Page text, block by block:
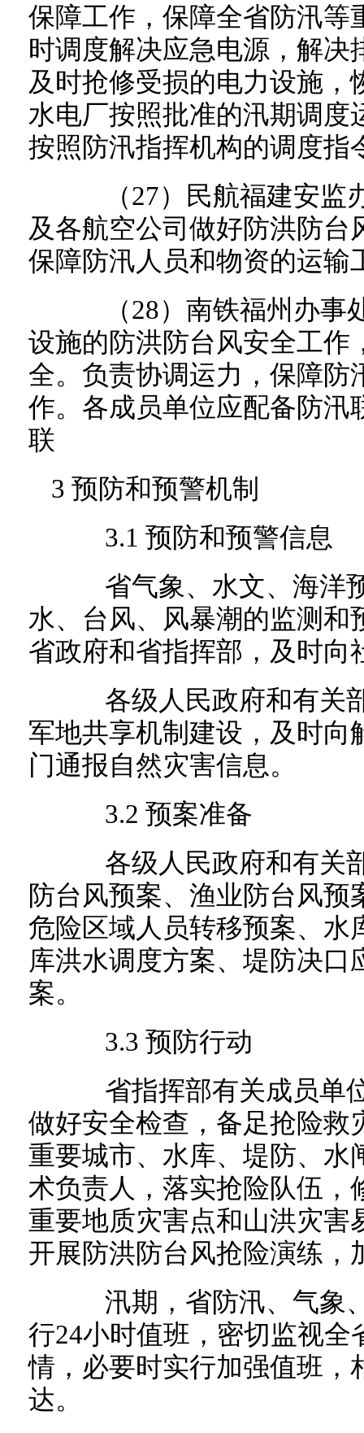
保障工作，保障全省防汛等
时调度解决应急电源，解决
及时抢修受损的电力设施，
水电厂按照批准的汛期调度
按照防汛指挥机构的调度指
（27）民航福建安监
及各航空公司做好防洪防台
保障防汛人员和物资的运输
（28）南铁福州办事
设施的防洪防台风安全工作
全。负责协调运力，保障防
作。各成员单位应配备防汛
联
3 预防和预警机制
3.1 预防和预警信息
省气象、水文、海洋
水、台风、风暴潮的监测和
省政府和省指挥部，及时向
各级人民政府和有关
军地共享机制建设，及时向
门通报自然灾害信息。
3.2 预案准备
各级人民政府和有关
防台风预案、渔业防台风
危险区域人员转移预案、水
库洪水调度方案、堤防决口
案。
3.3 预防行动
省指挥部有关成员单
做好安全检查，备足抢险救
重要城市、水库、堤防、水
术负责人，落实抢险队伍，
重要地质灾害点和山洪灾害
开展防洪防台风抢险演练，
汛期，省防汛、气象
行24小时值班，密切监视
情，必要时实行加强值班，
达。